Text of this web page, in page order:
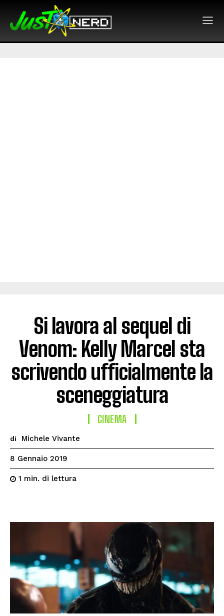
Si lavora al sequel di
Venom: Kelly Marcel sta
scrivendo ufficialmente la
sceneggiatura
CINEMA
di Michele Vivante
8 Gennaio 2019
1 min. di lettura